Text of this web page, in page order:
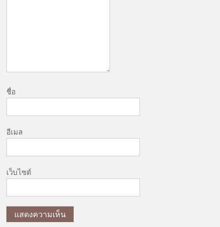
ชื่อ
อีเมล
เว็บไซต์